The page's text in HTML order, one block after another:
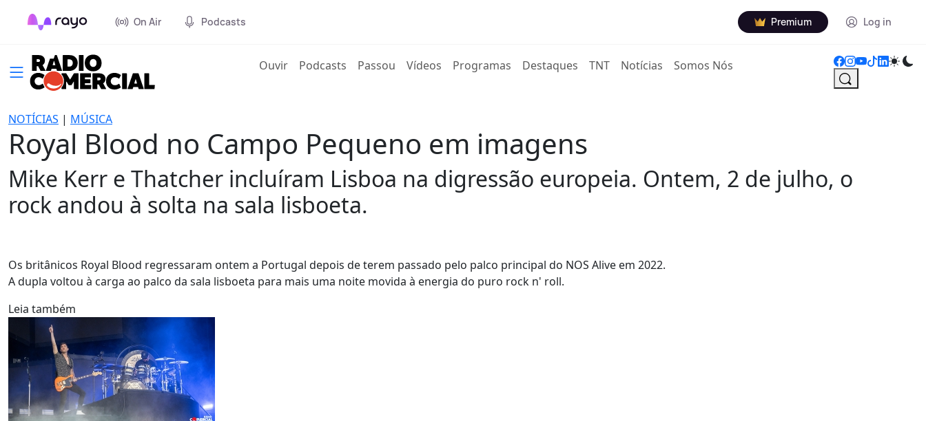
On Air Podcasts Premium Log in
Ouvir(current)
Podcasts Passou Vídeos Programas Destaques TNT Notícias Somos Nós
NOTÍCIAS | MÚSICA
Royal Blood no Campo Pequeno em imagens
Mike Kerr e Thatcher incluíram Lisboa na digressão europeia. Ontem, 2 de julho, o
rock andou à solta na sala lisboeta.
Os britânicos Royal Blood regressaram ontem a Portugal depois de terem passado pelo palco principal do NOS Alive em 2022.
A dupla voltou à carga ao palco da sala lisboeta para mais uma noite movida à energia do puro rock n' roll.
Leia também